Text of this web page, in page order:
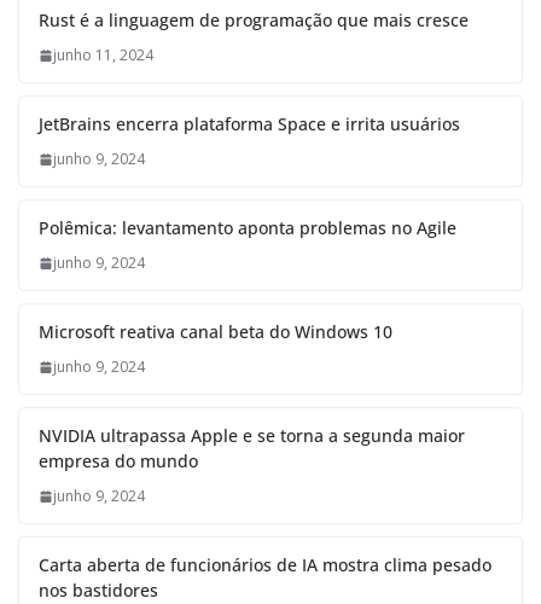
Rust é a linguagem de programação que mais cresce
junho 11, 2024
JetBrains encerra plataforma Space e irrita usuários
junho 9, 2024
Polêmica: levantamento aponta problemas no Agile
junho 9, 2024
Microsoft reativa canal beta do Windows 10
junho 9, 2024
NVIDIA ultrapassa Apple e se torna a segunda maior
empresa do mundo
junho 9, 2024
Carta aberta de funcionários de IA mostra clima pesado
nos bastidores